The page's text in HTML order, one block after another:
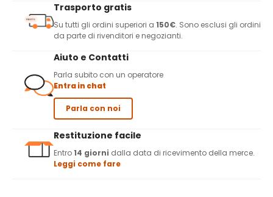
Trasporto gratis
Su tutti gli ordini superiori a 150€. Sono esclusi gli ordini
da parte di rivenditori e negozianti.
Aiuto e Contatti
Parla subito con un operatore
Entra in chat
Parla con noi
Restituzione facile
Entro14 giorni dalla data di ricevimento della merce.
Leggi come fare